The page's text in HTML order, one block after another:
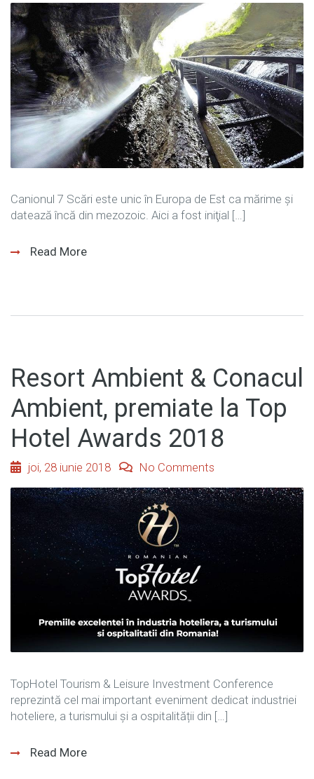
Canionul 7 Scări este unic în Europa de Est ca mărime și
datează încă din mezozoic. Aici a fost iniţial […]
Read More
Resort Ambient & Conacul
Ambient, premiate la Top
Hotel Awards 2018
joi, 28 iunie 2018 No Comments
TopHotel Tourism & Leisure Investment Conference
reprezintă cel mai important eveniment dedicat industriei
hoteliere, a turismului și a ospitalității din […]
Read More